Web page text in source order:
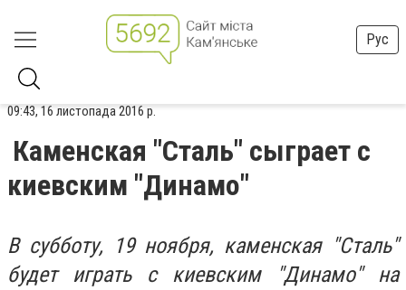
Рус
09:43, 16 листопада 2016 р.
Каменская "Сталь" сыграет с
киевским "Динамо"
В субботу, 19 ноября, каменская "Сталь"
будет играть с киевским "Динамо" на